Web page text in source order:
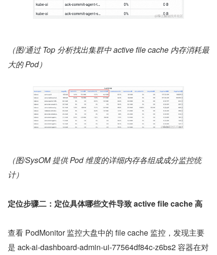
（图/通过 Top 分析找出集群中 active file cache 内存消耗最
大的 Pod）
（图/SysOM 提供 Pod 维度的详细内存各组成成分监控统
计）
定位步骤二：定位具体哪些文件导致 active file cache 高
查看 PodMonitor 监控大盘中的 file cache 监控，发现主要
是 ack-ai-dashboard-admin-ui-77564df84c-z6bs2 容器在对